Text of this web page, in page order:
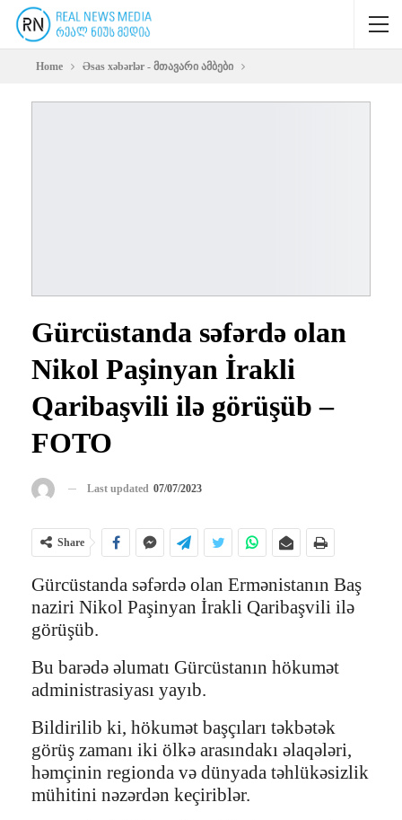
Home Əsas xəbərlər - მთავარი ამბები
Gürcüstanda səfərdə olan
Nikol Paşinyan İrakli
Qaribaşvili ilə görüşüb –
FOTO
Last updated 07/07/2023
Share
Gürcüstanda səfərdə olan Ermənistanın Baş
naziri Nikol Paşinyan İrakli Qaribaşvili ilə
görüşüb.
Bu barədə əlumatı Gürcüstanın hökumət
administrasiyası yayıb.
Bildirilib ki, hökumət başçıları təkbətək
görüş zamanı iki ölkə arasındakı əlaqələri,
həmçinin regionda və dünyada təhlükəsizlik
mühitini nəzərdən keçiriblər.